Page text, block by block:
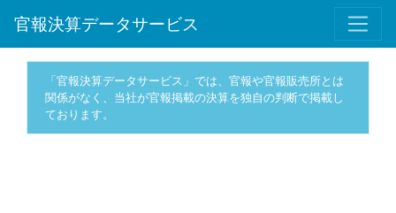
官報決算データサービス
「官報決算データサービス」では、官報や官報販売所とは
関係がなく、当社が官報掲載の決算を独自の判断で掲載し
ております。